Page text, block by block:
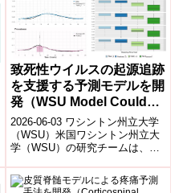
致死性ウイルスの起源追跡
を支援する予測モデルを開
発（WSU Model Could
Help Track Deadly
Viruses to Their
Source）
2026-06-03 ワシントン州立大学
（WSU）米国ワシントン州立大
学（WSU）の研究チームは、ウ
染源や発生起源を特定する新た
な計...